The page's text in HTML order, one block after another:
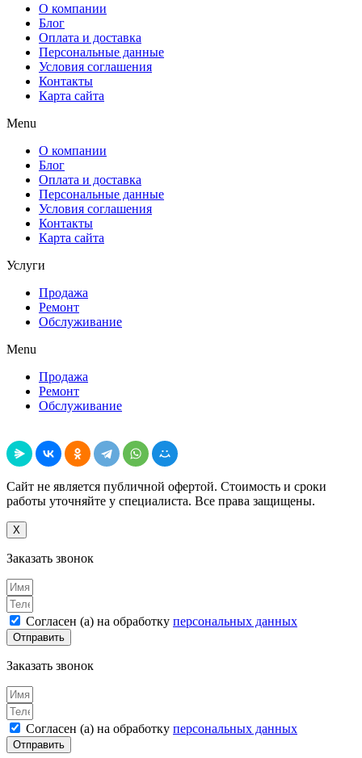
О компании
Блог
Оплата и доставка
Персональные данные
Условия соглашения
Контакты
Карта сайта
Menu
О компании
Блог
Оплата и доставка
Персональные данные
Условия соглашения
Контакты
Карта сайта
Услуги
Продажа
Ремонт
Обслуживание
Menu
Продажа
Ремонт
Обслуживание
Сайт не является публичной офертой. Стоимость и сроки
работы уточняйте у специалиста. Все права защищены.
X
Заказать звонок
Согласен (а) на обработку персональных данных
Отправить
Заказать звонок
Согласен (а) на обработку персональных данных
Отправить